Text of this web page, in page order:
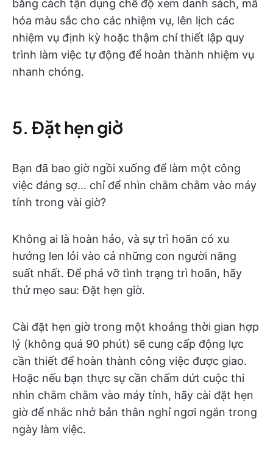
bằng cách tận dụng chế độ xem danh sách, mã
hóa màu sắc cho các nhiệm vụ, lên lịch các
nhiệm vụ định kỳ hoặc thậm chí thiết lập quy
trình làm việc tự động để hoàn thành nhiệm vụ
nhanh chóng.
5. Đặt hẹn giờ
Bạn đã bao giờ ngồi xuống để làm một công
việc đáng sợ… chỉ để nhìn chằm chằm vào máy
tính trong vài giờ?
Không ai là hoàn hảo, và sự trì hoãn có xu
hướng len lỏi vào cả những con người năng
suất nhất. Để phá vỡ tình trạng trì hoãn, hãy
thử mẹo sau: Đặt hẹn giờ.
Cài đặt hẹn giờ trong một khoảng thời gian hợp
lý (không quá 90 phút) sẽ cung cấp động lực
cần thiết để hoàn thành công việc được giao.
Hoặc nếu bạn thực sự cần chấm dứt cuộc thi
nhìn chằm chằm vào máy tính, hãy cài đặt hẹn
giờ để nhắc nhở bản thân nghỉ ngơi ngắn trong
ngày làm việc.